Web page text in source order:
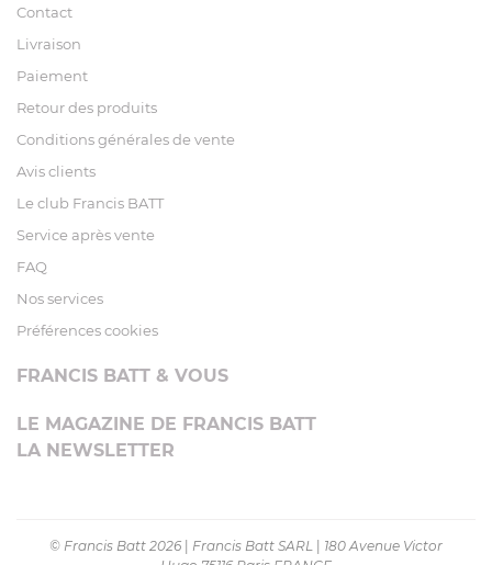
Contact
Livraison
Paiement
Retour des produits
Conditions générales de vente
Avis clients
Le club Francis BATT
Service après vente
FAQ
Nos services
Préférences cookies
FRANCIS BATT & VOUS
LE MAGAZINE DE FRANCIS BATT
LA NEWSLETTER
© Francis Batt 2026 Francis Batt SARL
180 Avenue Victor